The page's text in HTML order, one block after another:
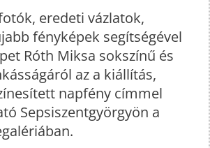
eredeti vázlatok,
fényképek segítségével
Róth Miksa sokszínű és
az a kiállítás,
napfény címmel
Sepsiszentgyörgyön a